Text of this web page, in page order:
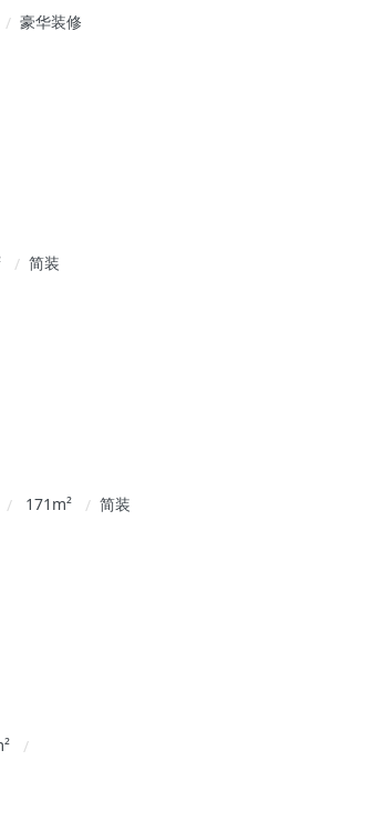
/ 豪华装修
/ 简装
/ 171 m² / 简装
/